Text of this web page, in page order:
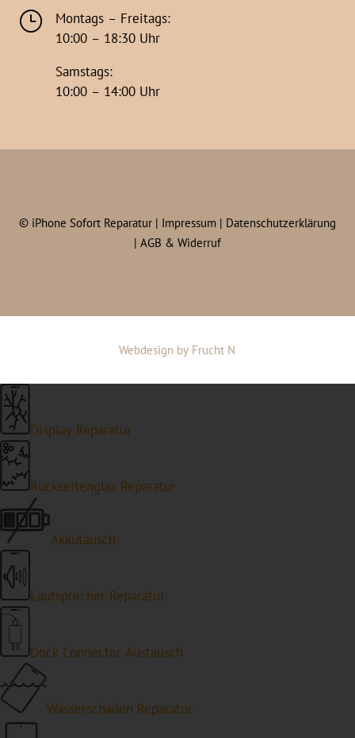
}
Montags – Freitags:
10:00 – 18:30 Uhr
Samstags:
10:00 – 14:00 Uhr
© iPhone Sofort Reparatur | Impressum | Datenschutzerklärung
| AGB & Widerruf
Webdesign by Frucht N
Display Reparatur
Rückseitenglas Reparatur
Akkutausch
Lautsprecher Reparatur
Dock Connector Austausch
Wasserschaden Reparatur